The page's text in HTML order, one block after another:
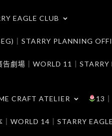
EAGLE CLUB
｜STARRY PLANNING
劇場｜WORLD 11｜
CRAFT ATELIER 13
｜WORLD 14｜STARRY